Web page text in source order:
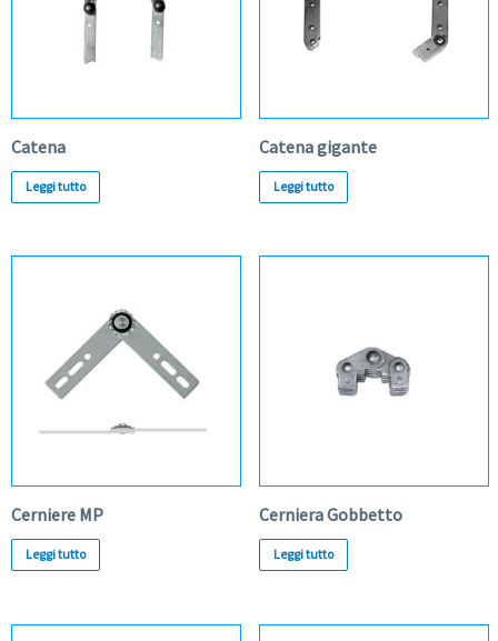
Catena
Leggi tutto
Catena gigante
Leggi tutto
Cerniere MP
Leggi tutto
Cerniera Gobbetto
Leggi tutto